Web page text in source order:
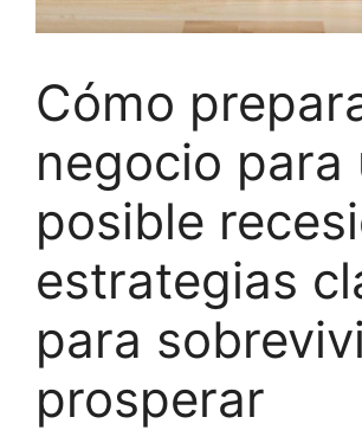
Cómo
negocio para
posible
estrategias
para
prosperar